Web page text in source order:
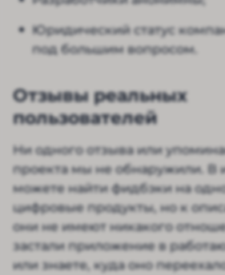
Юридический статус
под большим вопросом.
Отзывы реальных
пользователей
Ни одного отзыва или
проекта мы не обнаружили. В
можете найти фидбэки на
цифровые продукты, но к
они не имеют никакого
застали приложение в
или знаете, куда оно